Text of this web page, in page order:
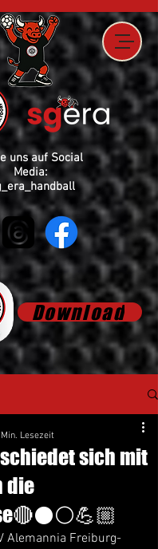
Download
uns auf Social
Media:
sich mit
die
Min. Lesezeit
Alemannia Freiburg-